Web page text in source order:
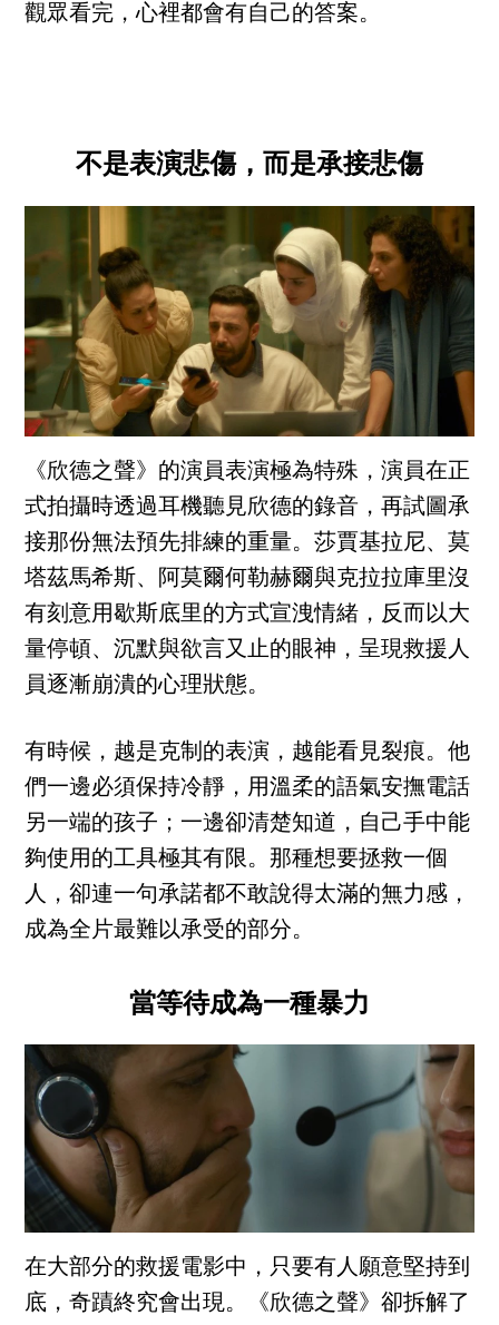
觀眾看完，心裡都會有自己的答案。
不是表演悲傷，而是承接悲傷
《欣德之聲》的演員表演極為特殊，演員在正
式拍攝時透過耳機聽見欣德的錄音，再試圖承
接那份無法預先排練的重量。莎賈基拉尼、莫
塔茲馬希斯、阿莫爾何勒赫爾與克拉拉庫里沒
有刻意用歇斯底里的方式宣洩情緒，反而以大
量停頓、沉默與欲言又止的眼神，呈現救援人
員逐漸崩潰的心理狀態。
有時候，越是克制的表演，越能看見裂痕。他
們一邊必須保持冷靜，用溫柔的語氣安撫電話
另一端的孩子；一邊卻清楚知道，自己手中能
夠使用的工具極其有限。那種想要拯救一個
人，卻連一句承諾都不敢說得太滿的無力感，
成為全片最難以承受的部分。
當等待成為一種暴力
在大部分的救援電影中，只要有人願意堅持到
底，奇蹟終究會出現。《欣德之聲》卻拆解了